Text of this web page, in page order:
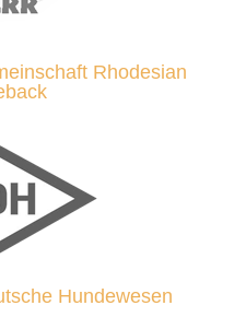
Rhodesian
Hundewesen